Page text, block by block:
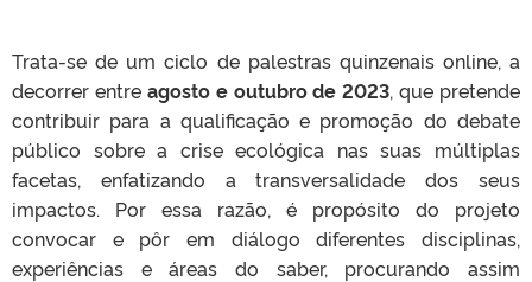
Trata-se de um ciclo de palestras quinzenais online, a
decorrer entre agosto e outubro de 2023, que pretende
contribuir para a qualificação e promoção do debate
público sobre a crise ecológica nas suas múltiplas
facetas, enfatizando a transversalidade dos seus
impactos. Por essa razão, é propósito do projeto
convocar e pôr em diálogo diferentes disciplinas,
experiências e áreas do saber, procurando assim